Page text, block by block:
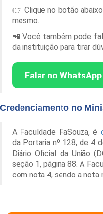
👉 Clique no botão
mesmo.
📲 Você também pode
da instituição para tirar
Falar no WhatsApp
Credenciamento no
A Faculdade FaSouza, é
da Portaria nº 128, de 4
Diário Oficial da União
seção 1, página 88. A
com nota 4, sendo a nota